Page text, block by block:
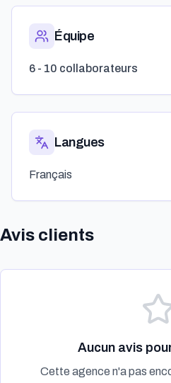
Équipe
6 - 10 collaborateurs
Langues
Français
Avis clients
Aucun avis
Cette agence n'a pas